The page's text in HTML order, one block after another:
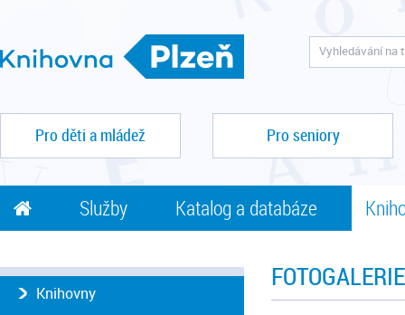
Pro děti a mládež Pro seniory
Služby Katalog a databáze
Knihovny